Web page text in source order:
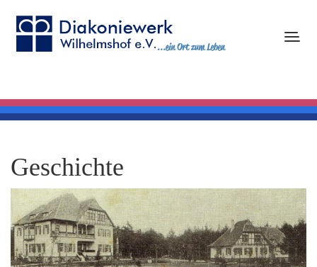
Geschichte